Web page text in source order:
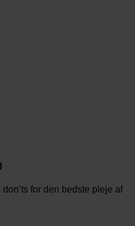
for den bedste pleje af